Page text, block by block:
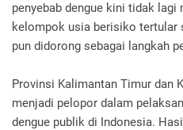
penyebab dengue kini tidak
kelompok usia berisiko tertular
pun didorong sebagai langkah
Provinsi Kalimantan Timur dan
menjadi pelopor dalam
dengue publik di Indonesia.